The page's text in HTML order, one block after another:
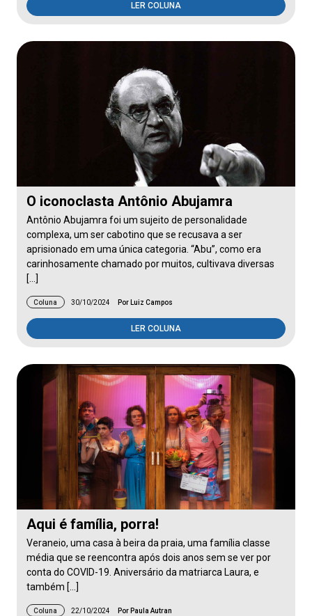
LER COLUNA
O iconoclasta Antônio Abujamra
Antônio Abujamra foi um sujeito de personalidade
complexa, um ser cabotino que se recusava a ser
aprisionado em uma única categoria. “Abu”, como era
carinhosamente chamado por muitos, cultivava diversas
[…]
Coluna 30/10/2024 Por Luiz Campos
LER COLUNA
Aqui é família, porra!
Veraneio, uma casa à beira da praia, uma família classe
média que se reencontra após dois anos sem se ver por
conta do COVID-19. Aniversário da matriarca Laura, e
também […]
Coluna 22/10/2024 Por Paula Autran